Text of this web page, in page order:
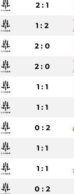
2 : 1
1 : 2
2 : 0
2 : 0
1 : 1
1 : 1
0 : 2
1 : 1
1 : 1
0 : 2